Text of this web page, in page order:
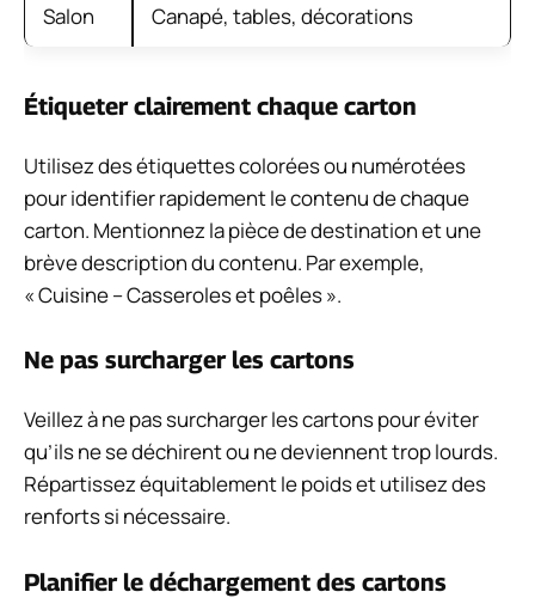
Salon Canapé, tables, décorations
Étiqueter clairement chaque carton
Utilisez des étiquettes colorées ou numérotées
pour identifier rapidement le contenu de chaque
carton. Mentionnez la pièce de destination et une
brève description du contenu. Par exemple,
« Cuisine – Casseroles et poêles ».
Ne pas surcharger les cartons
Veillez à ne pas surcharger les cartons pour éviter
qu’ils ne se déchirent ou ne deviennent trop lourds.
Répartissez équitablement le poids et utilisez des
renforts si nécessaire.
Planifier le déchargement des cartons